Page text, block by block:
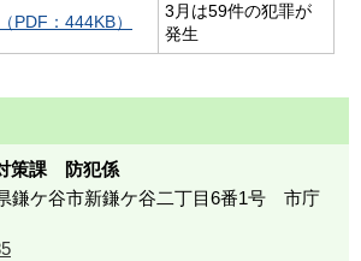
PDF：444KB）
3月は59件の犯罪が
発生
策課 防犯係
鎌ケ谷市新鎌ケ谷二丁目6番1号 市庁